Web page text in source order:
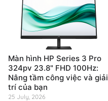
Màn hình HP Series 3 Pro
324pv 23.8" FHD 100Hz:
Nâng tầm công việc và giải
trí của bạn
25 July, 2026